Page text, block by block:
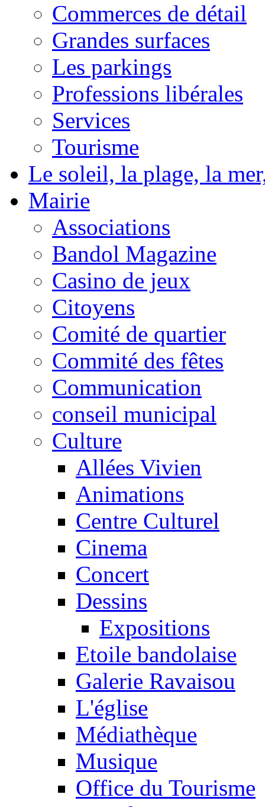
Commerces de détail
Grandes surfaces
Les parkings
Professions libérales
Services
Tourisme
Le soleil, la plage, la
Mairie
Associations
Bandol Magazine
Casino de jeux
Citoyens
Comité de quartier
Commité des fêtes
Communication
conseil municipal
Culture
Allées Vivien
Animations
Centre Culturel
Cinema
Concert
Dessins
Expositions
Etoile bandolaise
Galerie Ravaisou
L'église
Médiathèque
Musique
Office du Tourisme